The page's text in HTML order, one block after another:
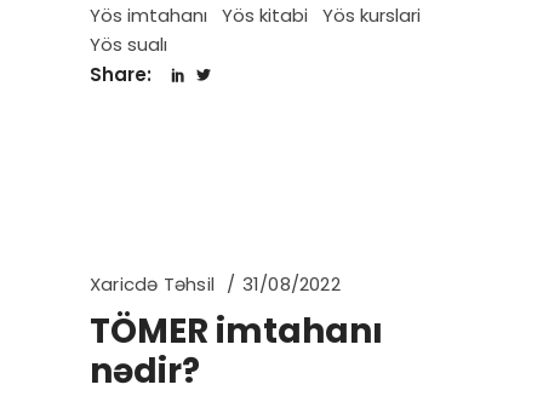
Yös imtahanı
Yös kitabi
Yös kurslari
Yös sualı
Share:
Xaricdə Təhsil 31/08/2022
TÖMER imtahanı
nədir?